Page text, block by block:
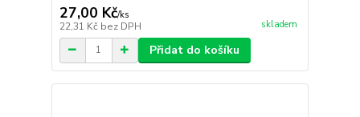
27,00 Kč/ks
22,31 Kč bez DPH skladem
Přidat do košíku